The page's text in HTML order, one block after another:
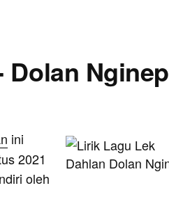
Dolan Nginep
ini
2021
oleh